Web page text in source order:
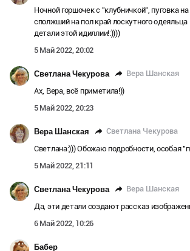
Ночной горшочек с "клубничкой", пуговка на
сполжший на пол край лоскутного
детали этой идиллии!:))))
5 Май 2022, 20:02
Светлана Чекурова Вера Шанская
Ах, Вера, всё приметила!))
5 Май 2022, 20:23
Вера Шанская Светлана Чекурова
Светлана:))) Обожаю подробности, особая
5 Май 2022, 21:11
Светлана Чекурова Вера Шанская
Да, эти детали создают рассказ
6 Май 2022, 10:26
Бабер